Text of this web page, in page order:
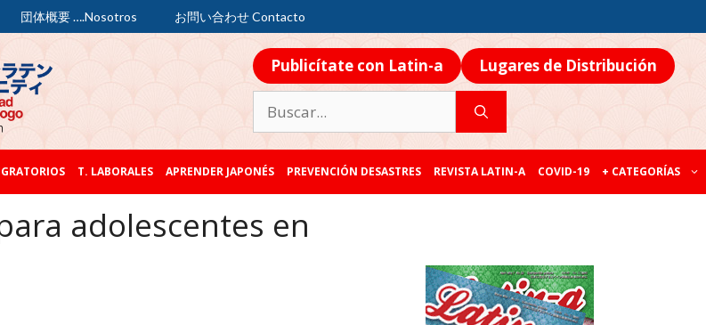
団体概要 ….Nosotros お問い合わせ Contacto
Publicítate con Latin-a Lugares de Distribución
T. LABORALES APRENDER JAPONÉS PREVENCIÓN DESASTRES REVISTA LATIN-A COVID-19 + CATEGORÍAS
adolescentes en